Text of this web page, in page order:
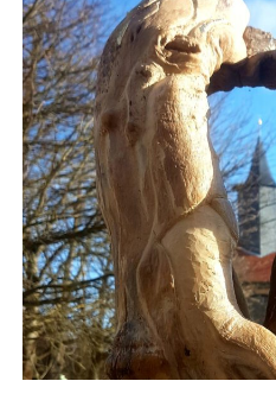
UNTERNEHMEN
KONZERTE & MEHR
SEMINARE
FÜHRUNGEN
BUCHUNG
PREISE
UNTERKUNFT &
ANREISE
KONTAKT
ALLE
AKTUELLES
BERICHTE
IMPULSE
PREDIGTEN
JETZT